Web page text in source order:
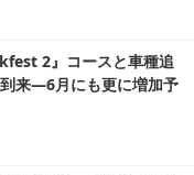
2』コースと車種追
来―6月にも更に増加予